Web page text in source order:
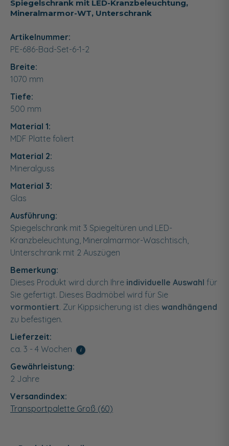
Spiegelschrank mit LED-Kranzbeleuchtung,
Mineralmarmor-WT, Unterschrank
Artikelnummer:
PE-686-Bad-Set-6-1-2
Breite:
1070 mm
Tiefe:
500 mm
Material 1:
MDF Platte foliert
Material 2:
Mineralguss
Material 3:
Glas
Ausführung:
Spiegelschrank mit 3 Spiegeltüren und LED-
Kranzbeleuchtung, Mineralmarmor-Waschtisch,
Unterschrank mit 2 Auszügen
Bemerkung:
Dieses Produkt wird durch Ihre individuelle Auswahl für
Sie gefertigt. Dieses Badmöbel wird für Sie
vormontiert. Zur Kippsicherung ist dies wandhängend
zu befestigen.
Lieferzeit:
ca. 3 - 4 Wochen
i
Gewährleistung:
2 Jahre
Versandindex:
Transportpalette Groß (60)